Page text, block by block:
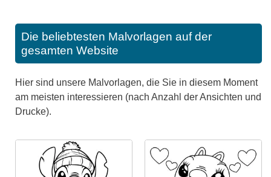
Die beliebtesten Malvorlagen auf der
gesamten Website
Hier sind unsere Malvorlagen, die Sie in diesem Moment
am meisten interessieren (nach Anzahl der Ansichten und
Drucke).